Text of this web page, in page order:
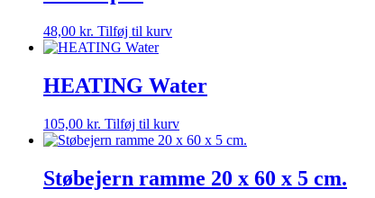
48,00 kr. Tilføj til kurv
HEATING Water
105,00 kr. Tilføj til kurv
Støbejern ramme 20 x 60 x 5 cm.